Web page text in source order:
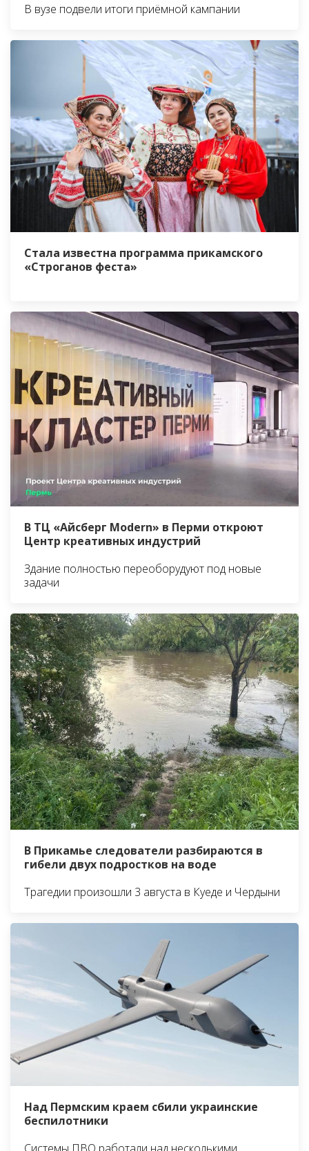
В вузе подвели итоги приёмной кампании
Стала известна программа прикамского
«Строганов феста»
В ТЦ «Айсберг Modern» в Перми откроют
Центр креативных индустрий
Здание полностью переоборудуют под новые
задачи
В Прикамье следователи разбираются в
гибели двух подростков на воде
Трагедии произошли 3 августа в Куеде и Чердыни
Над Пермским краем сбили украинские
беспилотники